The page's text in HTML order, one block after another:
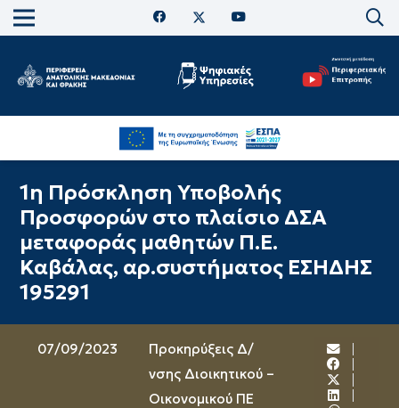
1η Πρόσκληση Υποβολής
Προσφορών στο πλαίσιο ΔΣΑ
μεταφοράς μαθητών Π.Ε.
Καβάλας, αρ.συστήματος ΕΣΗΔΗΣ
195291
07/09/2023
Προκηρύξεις Δ/
νσης Διοικητικού –
Οικονομικού ΠΕ